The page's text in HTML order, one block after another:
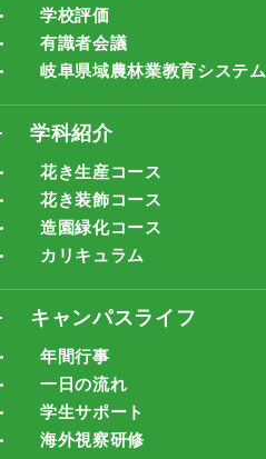
学校評価
有識者会議
岐阜県域農林業教育システム
学科紹介
花き生産コース
花き装飾コース
造園緑化コース
カリキュラム
キャンパスライフ
年間行事
一日の流れ
学生サポート
海外視察研修